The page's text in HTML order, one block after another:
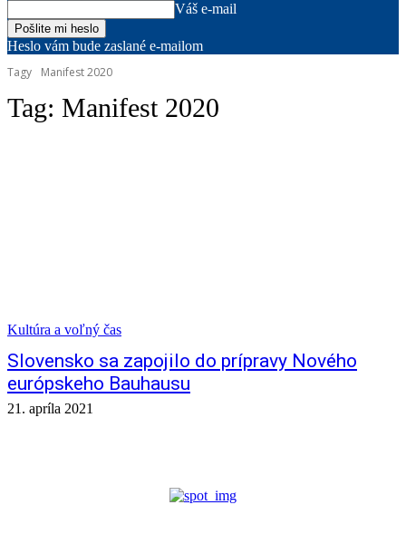
Váš e-mail
Heslo vám bude zaslané e-mailom
Tagy
Manifest 2020
Tag: Manifest 2020
Kultúra a voľný čas
Slovensko sa zapojilo do prípravy Nového
európskeho Bauhausu
21. apríla 2021